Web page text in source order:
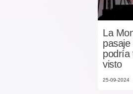
La
podría
visto
25-09-2024